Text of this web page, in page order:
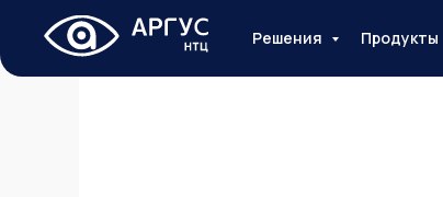
Решения Продукты